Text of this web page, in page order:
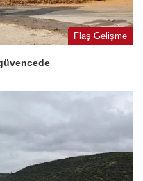
Flaş Gelişme